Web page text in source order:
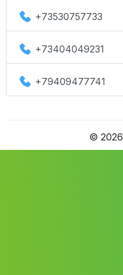
+73530757733
+73404049231
+79409477741
© 2026